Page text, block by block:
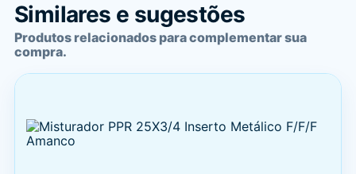
Similares e sugestões
Produtos relacionados para complementar sua
compra.